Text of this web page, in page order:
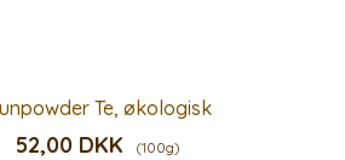
Te, økologisk
52,00 DKK (100g)